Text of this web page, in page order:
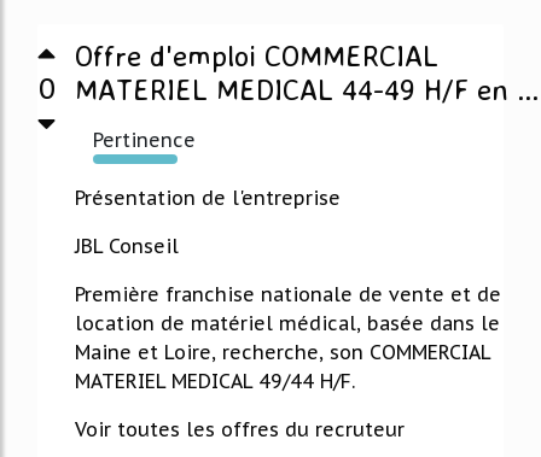
0
Offre d'emploi COMMERCIAL
MATERIEL MEDICAL 44-49 H/F en ...
Pertinence
1233%
Présentation de l'entreprise
JBL Conseil
Première franchise nationale de vente et de
location de matériel médical, basée dans le
Maine et Loire, recherche, son COMMERCIAL
MATERIEL MEDICAL 49/44 H/F.
Voir toutes les offres du recruteur